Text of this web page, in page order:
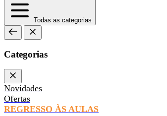
Todas as categorias
Categorias
Novidades
Ofertas
REGRESSO ÀS AULAS